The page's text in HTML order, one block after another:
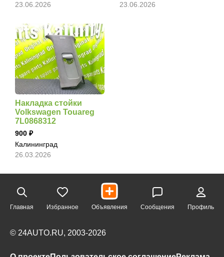
23.06.2026
23.06.2026
Накладка стойки
Volkswagen Touareg
7L0868312
900
Калининград
26.03.2026
Главная Избранное Объявления Сообщения Профиль
© 24AUTO.RU, 2003-2026